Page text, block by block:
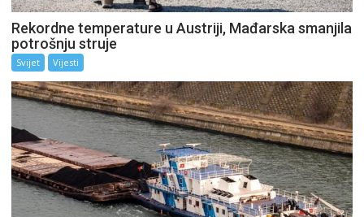
Rekordne temperature u Austriji, Mađarska smanjila
potrošnju struje
Svijet Vijesti